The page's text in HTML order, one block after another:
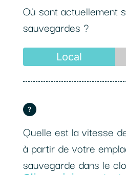
Où sont actuellement
sauvegardes ?
Local
?
Quelle est la vitesse
à partir de votre
sauvegarde dans le